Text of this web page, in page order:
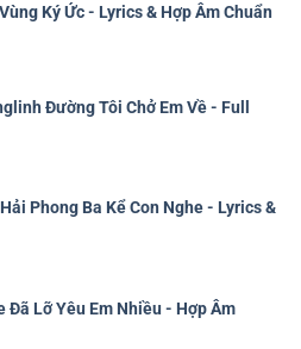
Ký Ức - Lyrics & Hợp Âm Chuẩn
Đường Tôi Chở Em Về - Full
Phong Ba Kể Con Nghe - Lyrics &
Lỡ Yêu Em Nhiều - Hợp Âm